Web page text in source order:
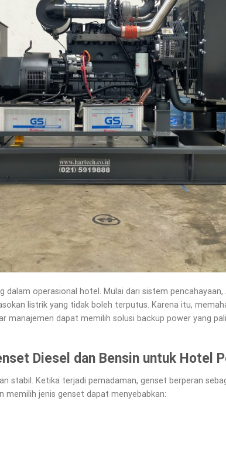
dalam operasional hotel. Mulai dari sistem
listrik yang tidak boleh terputus. Karena itu,
manajemen dapat memilih solusi backup power yang
Diesel dan Bensin untuk Hotel
stabil. Ketika terjadi pemadaman, genset berperan
memilih jenis genset dapat menyebabkan: